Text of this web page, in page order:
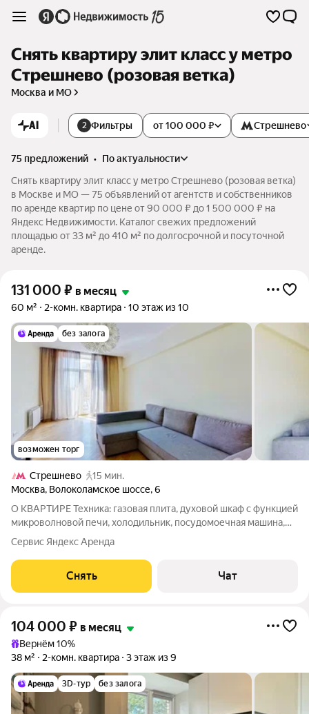
Снять квартиру элит класс у метро
Стрешнево (розовая ветка)
Москва и МО
AI 2 Фильтры от 100 000 ₽ Стрешнево
75 предложений •
по актуальности
Снять квартиру элит класс у метро Стрешнево (розовая ветка)
в Москве и МО — 75 объявлений от агентств и собственников
по аренде квартир по цене от 90 000 ₽ до 1 500 000 ₽ на
Яндекс Недвижимости. Каталог свежих предложений
площадью от 33 м² до 410 м² по долгосрочной и посуточной
аренде.
131 000 ₽ в месяц
60 м² 2-комн. квартира 10 этаж из 10
без залога
возможен торг
Стрешнево
15 мин.
Москва, Волоколамское шоссе,6
О КВАРТИРЕ Техника: газовая плита, духовой шкаф с функцией
микроволновой печи, холодильник, посудомоечная машина,
вытяжка, стиральная и сушильная машины Мебель:
итальянский кухонный гарнитур со встроенной техникой и
подсветкой, обеденный стол,
Сервис Яндекс Аренда
Снять Чат
104 000 ₽ в месяц
Вернём 10%
38 м²
2-комн. квартира 3 этаж из 9
3D-тур без залога